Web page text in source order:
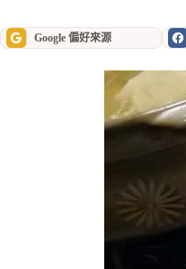
Google 偏好來源